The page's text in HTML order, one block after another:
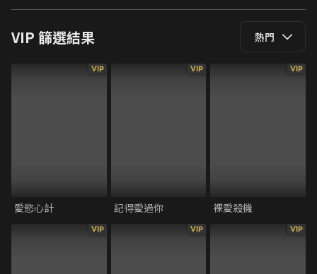
VIP 篩選結果 熱門
VIP
愛慾心計
VIP
記得愛過你
VIP
裸愛殺機
VIP VIP VIP